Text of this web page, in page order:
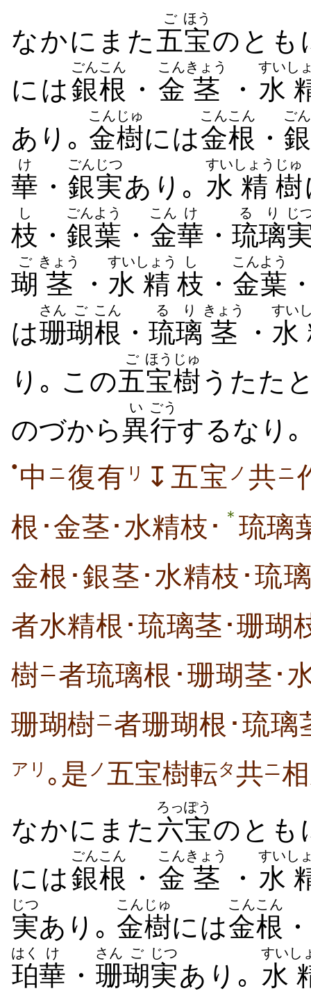
なかにまた 五
ご
宝
ほう
のとも
には銀
ごん
根
こん
・ 金
こん
茎
きょう
・ 水
すい し
あり｡ 金
こん
樹
じゅ
には金
こん
根
こん
・ 銀
ごん
華
け
・ 銀
ごん
実
じつ
あり｡ 水
すい
精
しょう
樹
じゅ
枝
し
・ 銀
ごん
葉
よう
・ 金
こん
華
け
・ 琉璃
るり じ
瑚
ご
茎
きょう
・ 水
すい
精
しょう
枝
し
・ 金
こん
葉
よう
は珊
さん
瑚
ご
根
こん
・ 琉璃
るり
茎
きょう
・ 水
すい
り｡ この五
ご
宝
ほう
樹
じゅ
うたた
のづから異
い
行
ごう
するなり｡
● 中 ニ復有 リ ↧五宝 ノ 共ニ
根･金茎･水精枝･ ＊ 琉璃
金根･銀茎･水精枝･琉
者水精根･琉璃茎･珊瑚
樹ニ者琉璃根･珊瑚茎･
珊瑚樹ニ者珊瑚根･琉璃
アリ ｡是 ノ 五宝樹転タ共ニ
なかにまた 六宝
ろっぽう
のとも
には銀
ごん
根
こん
・ 金
こん
茎
きょう
・ 水
すい し
実
じつ
あり｡ 金
こん
樹
じゅ
には金
こん
根
こん
・
珀
はく
華
け
・ 珊
さん
瑚
ご
実
じつ
あり｡ 水
すい し